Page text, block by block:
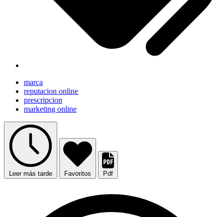
marca
reputacion online
prescripcion
marketing online
Leer más tarde Favoritos Pdf